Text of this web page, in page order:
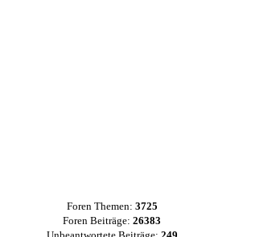
Foren Themen: 3725
Foren Beiträge: 26383